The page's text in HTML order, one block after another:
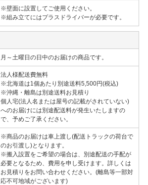
※壁面に設置してご使用ください。
※組み立てにはプラスドライバーが必要です。
月～土曜日の日中のお届けの商品です。
法人様配送費無料
※北海道は1個あたり別途送料5,500円(税込)
※沖縄・離島は別途送料お見積り
個人宅(法人名または屋号の記載がされていない)
へのお届けには別途配送料が発生いたしますの
で、予めご了承ください。
※商品のお届けは車上渡し(配送トラックの荷台で
のお引渡し)となります。
※搬入設置をご希望の場合は、別途配送の手配が
必要となるため、費用を申し受けます。詳しくは
お見積りをお問い合わせください。(離島等一部対
応不可地域がございます)